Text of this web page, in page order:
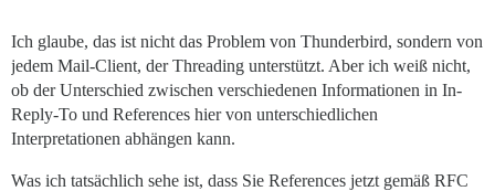
Ich glaube, das ist nicht das Problem von Thunderbird, sondern von
jedem Mail-Client, der Threading unterstützt. Aber ich weiß nicht,
ob der Unterschied zwischen verschiedenen Informationen in In-
Reply-To und References hier von unterschiedlichen
Interpretationen abhängen kann.
Was ich tatsächlich sehe ist, dass Sie References jetzt gemäß RFC